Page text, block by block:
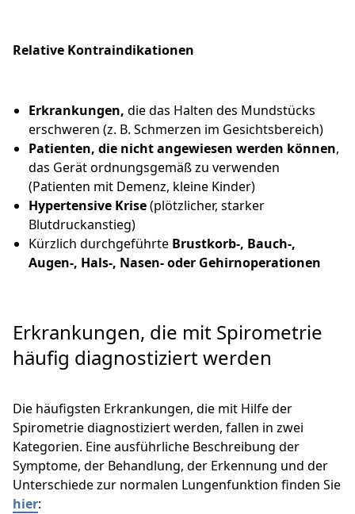
Relative Kontraindikationen
Erkrankungen, die das Halten des Mundstücks
erschweren (z. B. Schmerzen im Gesichtsbereich)
Patienten, die nicht angewiesen werden können,
das Gerät ordnungsgemäß zu verwenden
(Patienten mit Demenz, kleine Kinder)
Hypertensive Krise(plötzlicher, starker
Blutdruckanstieg)
Kürzlich durchgeführte Brustkorb-, Bauch-,
Augen-, Hals-, Nasen- oder Gehirnoperationen
Erkrankungen, die mit Spirometrie
häufig diagnostiziert werden
Die häufigsten Erkrankungen, die mit Hilfe der
Spirometrie diagnostiziert werden, fallen in zwei
Kategorien. Eine ausführliche Beschreibung der
Symptome, der Behandlung, der Erkennung und der
Unterschiede zur normalen Lungenfunktion finden Sie
hier: